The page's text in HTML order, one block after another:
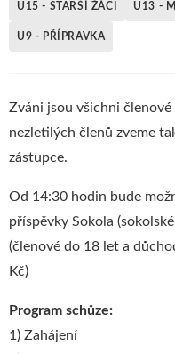
U15 - STARŠÍ ŽÁCI U13 -
U9 - PŘÍPRAVKA
Zváni jsou všichni
nezletilých členů zveme
zástupce.
Od 14:30 hodin bude
příspěvky Sokola
(členové do 18 let a
Kč)
Program schůze:
1) Zahájení